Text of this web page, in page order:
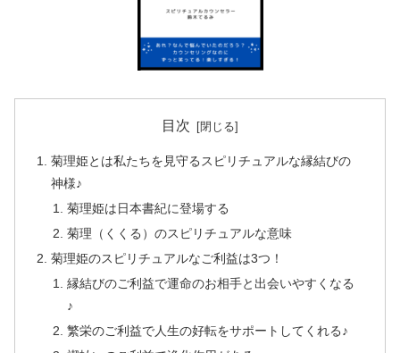
目次
菊理姫とは私たちを見守るスピリチュアルな縁結びの
神様♪
菊理姫は日本書紀に登場する
菊理（くくる）のスピリチュアルな意味
菊理姫のスピリチュアルなご利益は3つ！
縁結びのご利益で運命のお相手と出会いやすくなる
♪
繁栄のご利益で人生の好転をサポートしてくれる♪